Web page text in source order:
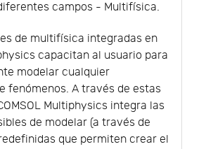
campos - Multifísica.
de multifísica integradas en
capacitan al usuario para
modelar cualquier
fenómenos. A través de estas
Multiphysics integra las
de modelar (a través de
que permiten crear el